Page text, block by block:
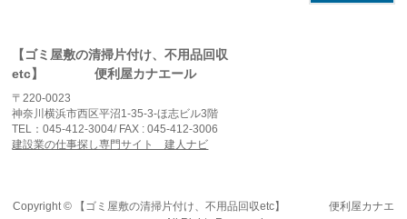
【ゴミ屋敷の清掃片付け、不用品回収
etc】 便利屋カナエール
〒220-0023
神奈川横浜市西区平沼1-35-3-ほ志ビル3階
TEL：045-412-3004/ FAX : 045-412-3006
建設業の仕事探し専門サイト 建人ナビ
Copyright ©
【ゴミ屋敷の清掃片付け、不用品回収etc】 便利屋カナエ